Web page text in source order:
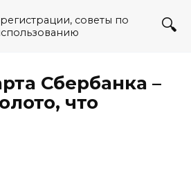
советы по
Сбербанка –
что